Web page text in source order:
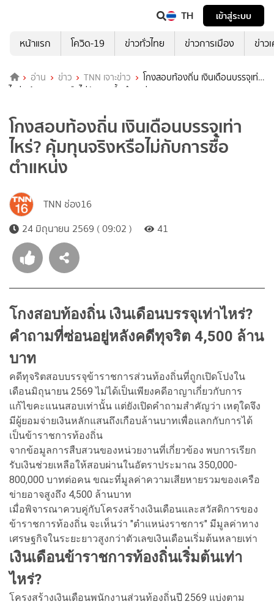
TH
เข้าสู่ระบบ
หน้าแรก
โควิด-19 ข่าวทั่วไทย ข่าวการเมือง ข่าว
อ่าน ข่าว TNN เจาะข่าว
โกงสอบท้องถิ่น เงินเดือนบรรจุเท่า
ไหร่? คุ้มทุนจริงหรือไม่กับการซื้อตำแหน่ง
โกงสอบท้องถิ่น เงินเดือนบรรจุเท่า
ไหร่? คุ้มทุนจริงหรือไม่กับการซื้อ
ตำแหน่ง
TNN ช่อง16
24 มิถุนายน 2569 ( 09:02 )
41
โกงสอบท้องถิ่น เงินเดือนบรรจุเท่าไหร่?
คำถามที่ซ่อนอยู่หลังคดีทุจริต 4,500 ล้าน
บาท
คดีทุจริตสอบบรรจุข้าราชการส่วนท้องถิ่นที่ถูกเปิดโปงใน
เดือนมิถุนายน 2569 ไม่ได้เป็นเพียงคดีอาญาเกี่ยวกับการ
แก้ไขคะแนนสอบเท่านั้น แต่ยังเปิดคำถามสำคัญว่า เหตุใดจึง
มีผู้ยอมจ่ายเงินหลักแสนถึงเกือบล้านบาทเพื่อแลกกับการได้
เป็นข้าราชการท้องถิ่น
จากข้อมูลการสืบสวนของหน่วยงานที่เกี่ยวข้อง พบการเรียก
รับเงินช่วยเหลือให้สอบผ่านในอัตราประมาณ 350,000-
800,000 บาทต่อคน ขณะที่มูลค่าความเสียหายรวมของเครือ
ข่ายอาจสูงถึง 4,500 ล้านบาท
เมื่อพิจารณาควบคู่กับโครงสร้างเงินเดือนและสวัสดิการของ
ข้าราชการท้องถิ่น จะเห็นว่า "ตำแหน่งราชการ" มีมูลค่าทาง
เศรษฐกิจในระยะยาวสูงกว่าตัวเลขเงินเดือนเริ่มต้นหลายเท่า
เงินเดือนข้าราชการท้องถิ่นเริ่มต้นเท่า
ไหร่?
โครงสร้างเงินเดือนพนักงานส่วนท้องถิ่นปี 2569 แบ่งตาม